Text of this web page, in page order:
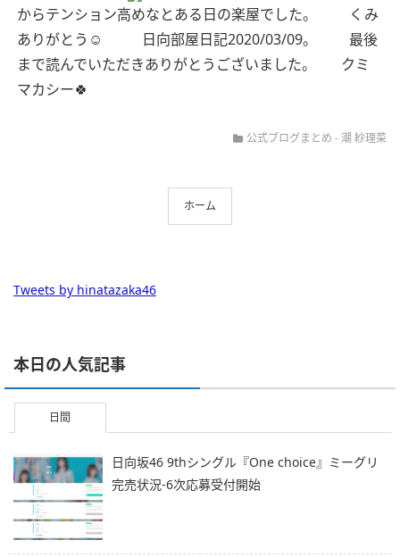
からテンション高めなとある日の楽屋でした。
くみ
ありがとう☺︎
日向部屋日記2020/03/09。
最後
まで読んでいただきありがとうございました。
クミ
マカシー🍀
公式ブログまとめ -潮 紗理菜
ホーム
Tweets by hinatazaka46
本日の人気記事
日間
日向坂46 9thシングル『One choice』ミーグリ
完売状況-6次応募受付開始